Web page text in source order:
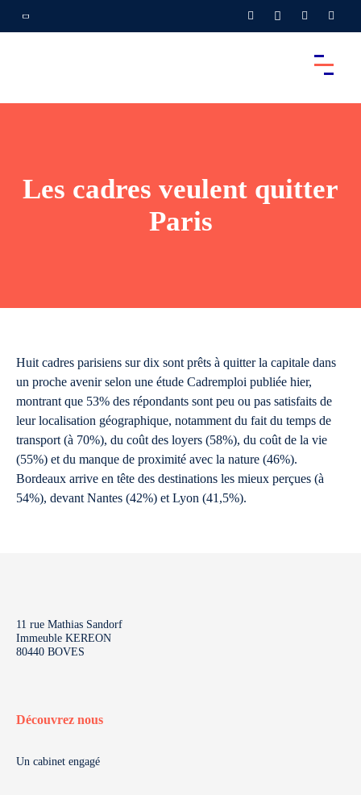
Les cadres veulent quitter
Paris
Huit cadres parisiens sur dix sont prêts à quitter la capitale dans
un proche avenir selon une étude Cadremploi publiée hier,
montrant que 53% des répondants sont peu ou pas satisfaits de
leur localisation géographique, notamment du fait du temps de
transport (à 70%), du coût des loyers (58%), du coût de la vie
(55%) et du manque de proximité avec la nature (46%).
Bordeaux arrive en tête des destinations les mieux perçues (à
54%), devant Nantes (42%) et Lyon (41,5%).
11 rue Mathias Sandorf
Immeuble KEREON
80440 BOVES
Découvrez nous
Un cabinet engagé